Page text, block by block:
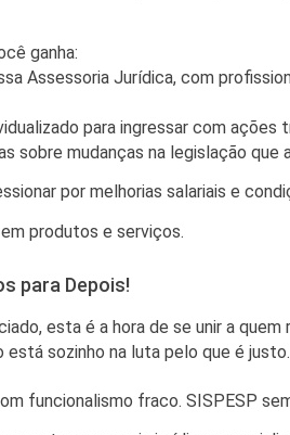
ganha:
Assessoria Jurídica, com
para ingressar com ações
sobre mudanças na legislação que
por melhorias salariais e
produtos e serviços.
para Depois!
esta é a hora de se unir a
está sozinho na luta pelo que é justo.
funcionalismo fraco. SISPESP